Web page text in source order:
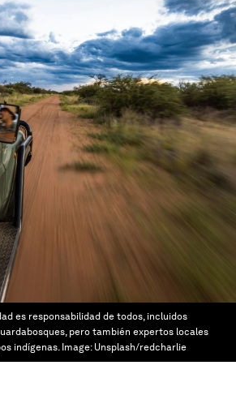
es responsabilidad de todos, incluidos
pero también expertos locales
indígenas. Image: Unsplash/redcharlie